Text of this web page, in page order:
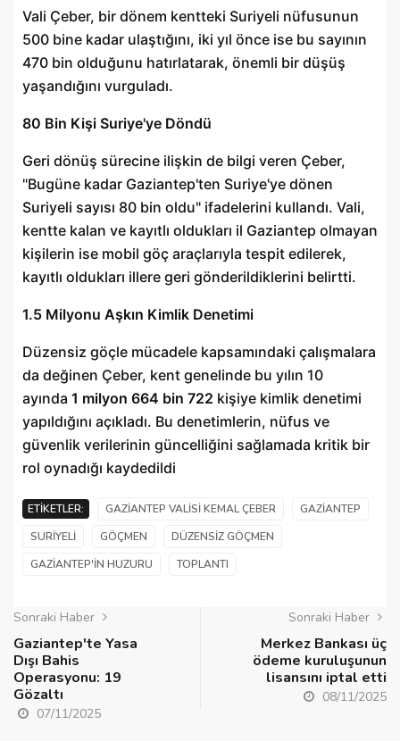
Vali Çeber, bir dönem kentteki Suriyeli nüfusunun
500 bine kadar ulaştığını, iki yıl önce ise bu sayının
470 bin olduğunu hatırlatarak, önemli bir düşüş
yaşandığını vurguladı.
80 Bin Kişi Suriye'ye Döndü
Geri dönüş sürecine ilişkin de bilgi veren Çeber,
"Bugüne kadar Gaziantep'ten Suriye'ye dönen
Suriyeli sayısı 80 bin oldu" ifadelerini kullandı. Vali,
kentte kalan ve kayıtlı oldukları il Gaziantep olmayan
kişilerin ise mobil göç araçlarıyla tespit edilerek,
kayıtlı oldukları illere geri gönderildiklerini belirtti.
1.5 Milyonu Aşkın Kimlik Denetimi
Düzensiz göçle mücadele kapsamındaki çalışmalara
da değinen Çeber, kent genelinde bu yılın 10
ayında 1 milyon 664 bin 722 kişiye kimlik denetimi
yapıldığını açıkladı. Bu denetimlerin, nüfus ve
güvenlik verilerinin güncelliğini sağlamada kritik bir
rol oynadığı kaydedildi
ETIKETLER: GAZIANTEP VALISI KEMAL ÇEBER
GAZIANTEP
SURIYELI
GÖÇMEN
DÜZENSIZ GÖÇMEN
GAZIANTEP'IN HUZURU
TOPLANTI
Sonraki Haber
Gaziantep'te Yasa
Dışı Bahis
Operasyonu: 19
Gözaltı
07/11/2025
Sonraki Haber
Merkez Bankası üç
ödeme kuruluşunun
lisansını iptal etti
08/11/2025